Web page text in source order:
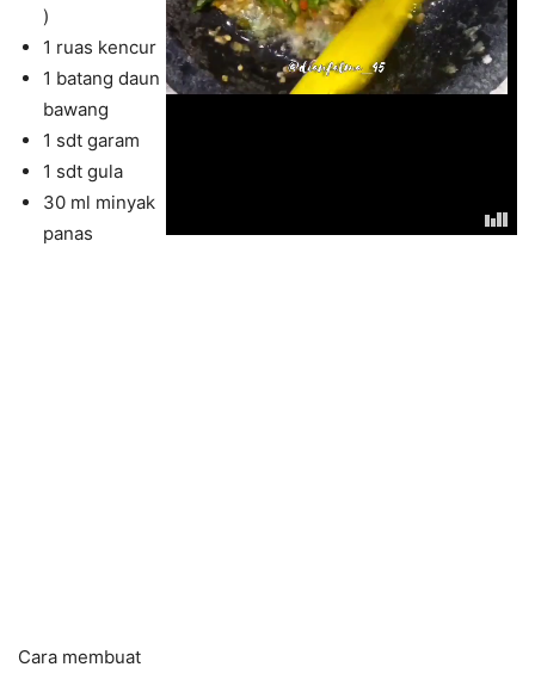
)
1 ruas kencur
1 batang daun
bawang
1 sdt garam
1 sdt gula
30 ml minyak
panas
Cara membuat